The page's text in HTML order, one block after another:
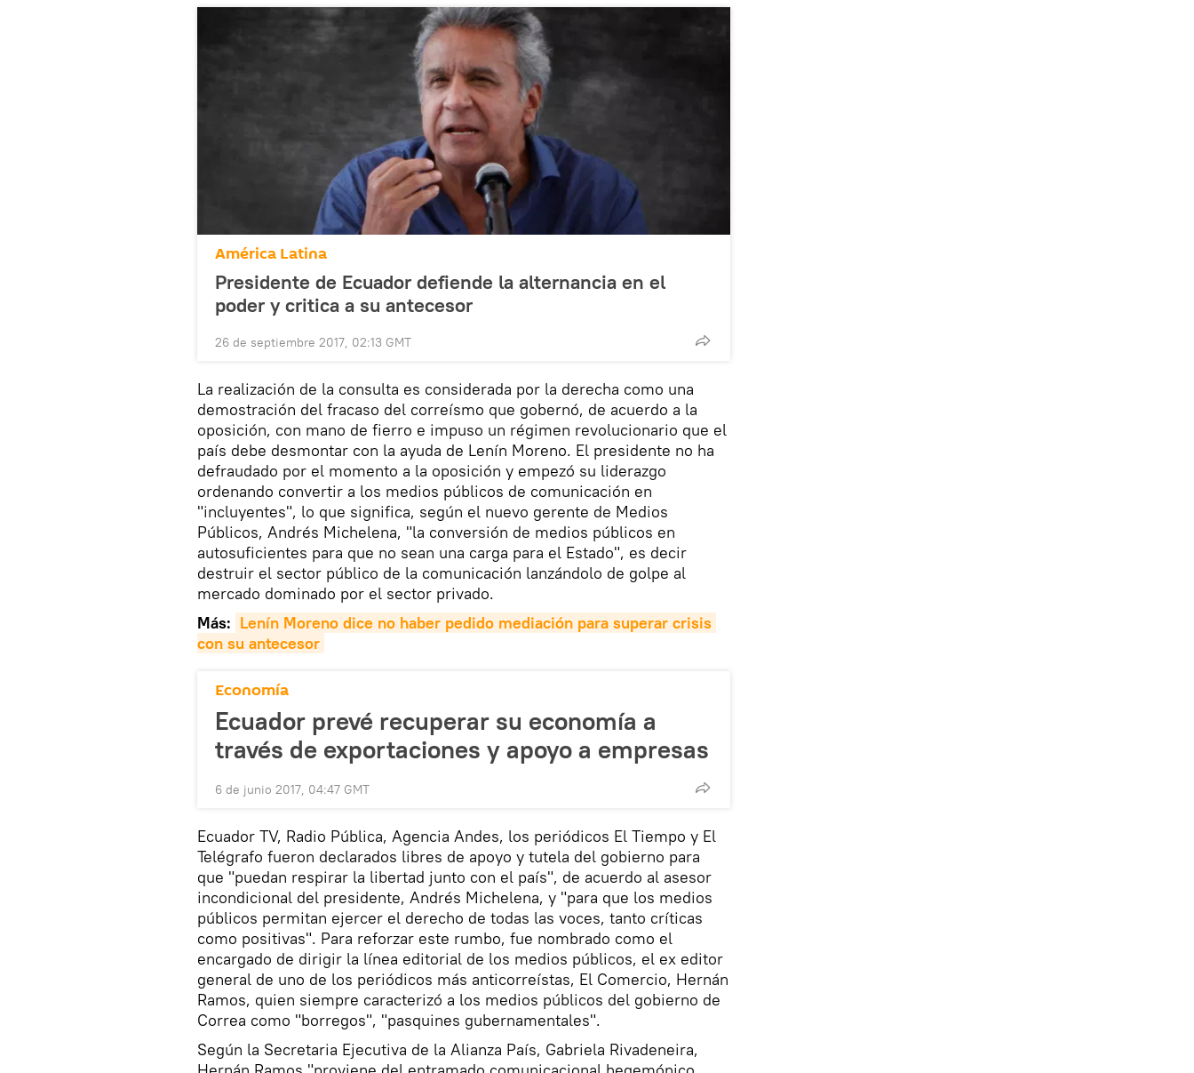
América Latina
Presidente de Ecuador defiende la alternancia en el
poder y critica a su antecesor
26 de septiembre 2017, 02:13 GMT
La realización de la consulta es considerada por la derecha como una
demostración del fracaso del correísmo que gobernó, de acuerdo a la
oposición, con mano de fierro e impuso un régimen revolucionario que el
país debe desmontar con la ayuda de Lenín Moreno. El presidente no ha
defraudado por el momento a la oposición y empezó su liderazgo
ordenando convertir a los medios públicos de comunicación en
"incluyentes", lo que significa, según el nuevo gerente de Medios
Públicos, Andrés Michelena, "la conversión de medios públicos en
autosuficientes para que no sean una carga para el Estado", es decir
destruir el sector público de la comunicación lanzándolo de golpe al
mercado dominado por el sector privado.
Más: Lenín Moreno dice no haber pedido mediación para superar crisis
con su antecesor
Economía
Ecuador prevé recuperar su economía a
través de exportaciones y apoyo a empresas
6 de junio 2017, 04:47 GMT
Ecuador TV, Radio Pública, Agencia Andes, los periódicos El Tiempo y El
Telégrafo fueron declarados libres de apoyo y tutela del gobierno para
que "puedan respirar la libertad junto con el país", de acuerdo al asesor
incondicional del presidente, Andrés Michelena, y "para que los medios
públicos permitan ejercer el derecho de todas las voces, tanto críticas
como positivas". Para reforzar este rumbo, fue nombrado como el
encargado de dirigir la línea editorial de los medios públicos, el ex editor
general de uno de los periódicos más anticorreístas, El Comercio, Hernán
Ramos, quien siempre caracterizó a los medios públicos del gobierno de
Correa como "borregos", "pasquines gubernamentales".
Según la Secretaria Ejecutiva de la Alianza País, Gabriela Rivadeneira,